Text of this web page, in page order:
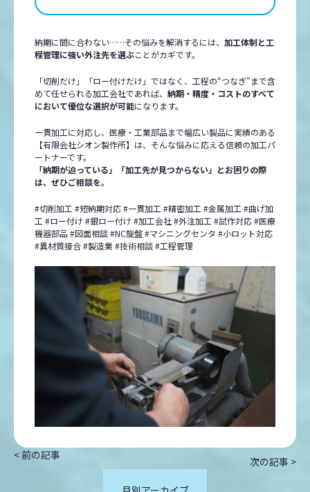
納期に間に合わない……その悩みを解消するには、 加工体制と工
程管理に強い外注先を選ぶことがカギです。
「切削だけ」「ロー付けだけ」ではなく、工程の“つなぎ”まで含
めて任せられる加工会社であれば、 納期・精度・コストのすべて
において優位な選択が可能になります。
一貫加工に対応し、医療・工業部品まで幅広い製品に実績のある
【有限会社シオン製作所】は、そんな悩みに応える信頼の加工パ
ートナーです。
「納期が迫っている」「加工先が見つからない」とお困りの際
は、ぜひご相談を。
#切削加工 #短納期対応 #一貫加工 #精密加工 #金属加工 #曲げ加
工 #ロー付け #銀ロー付け #加工会社 #外注加工 #試作対応 #医療
機器部品 #図面相談 #NC旋盤 #マシニングセンタ #小ロット対応
#異材質接合 #製造業 #技術相談 #工程管理
< 前の記事 次の記事 >